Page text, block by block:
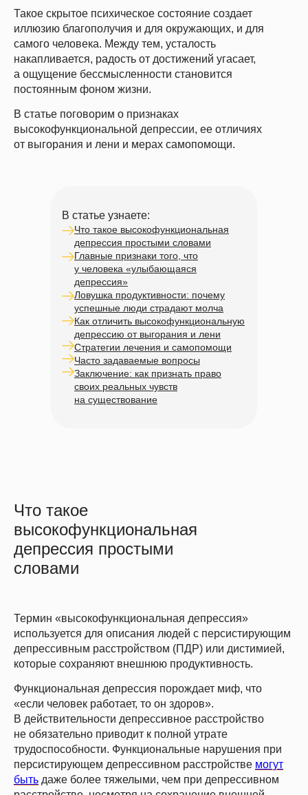
Такое скрытое психическое состояние создает
иллюзию благополучия и для окружающих, и для
самого человека. Между тем, усталость
накапливается, радость от достижений угасает,
а ощущение бессмысленности становится
постоянным фоном жизни.
В статье поговорим о признаках
высокофункциональной депрессии, ее отличиях
от выгорания и лени и мерах самопомощи.
В статье узнаете:
Что такое высокофункциональная
депрессия простыми словами
Главные признаки того, что
у человека «улыбающаяся
депрессия»
Ловушка продуктивности: почему
успешные люди страдают молча
Как отличить высокофункциональную
депрессию от выгорания и лени
Стратегии лечения и самопомощи
Часто задаваемые вопросы
Заключение: как признать право
своих реальных чувств
на существование
Что такое
высокофункциональная
депрессия простыми
словами
Термин «высокофункциональная депрессия»
используется для описания людей с персистирующим
депрессивным расстройством (ПДР) или дистимией,
которые сохраняют внешнюю продуктивность.
Функциональная депрессия порождает миф, что
«если человек работает, то он здоров».
В действительности депрессивное расстройство
не обязательно приводит к полной утрате
трудоспособности. Функциональные нарушения при
персистирующем депрессивном расстройстве могут
быть даже более тяжелыми, чем при депрессивном